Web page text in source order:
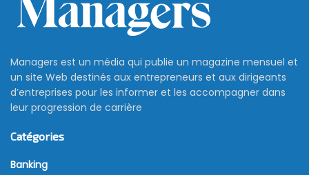
Managers est un média qui publie un magazine mensuel et
un site Web destinés aux entrepreneurs et aux dirigeants
d’entreprises pour les informer et les accompagner dans
leur progression de carrière
Catégories
Banking